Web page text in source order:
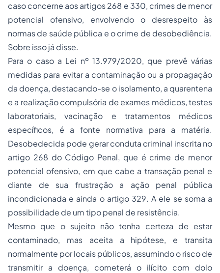
caso concerne aos artigos 268 e 330, crimes de menor
potencial ofensivo, envolvendo o desrespeito às
normas de saúde pública e o crime de desobediência.
Sobre isso já disse.
Para o caso a Lei nº 13.979/2020, que prevê várias
medidas para evitar a contaminação ou a propagação
da doença, destacando-se o isolamento, a quarentena
e a realização compulsória de exames médicos, testes
laboratoriais, vacinação e tratamentos médicos
específicos, é a fonte normativa para a matéria.
Desobedecida pode gerar conduta criminal inscrita no
artigo 268 do Código Penal, que é crime de menor
potencial ofensivo, em que cabe a transação penal e
diante de sua frustração a ação penal pública
incondicionada e ainda o artigo 329. A ele se soma a
possibilidade de um tipo penal de resistência.
Mesmo que o sujeito não tenha certeza de estar
contaminado, mas aceita a hipótese, e transita
normalmente por locais públicos, assumindo o risco de
transmitir a doença, cometerá o ilícito com dolo